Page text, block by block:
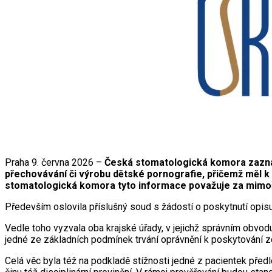
Praha 9. června 2026 – Česká stomatologická komora
přechovávání či výrobu dětské pornografie, přičemž měl
stomatologická komora tyto informace považuje za
Především oslovila příslušný soud s žádostí o poskytnutí
Vedle toho vyzvala oba krajské úřady, v jejichž správním
jedné ze základních podmínek trvání oprávnění k poskytování
Celá věc byla též na podkladě stížnosti jedné z pacientek